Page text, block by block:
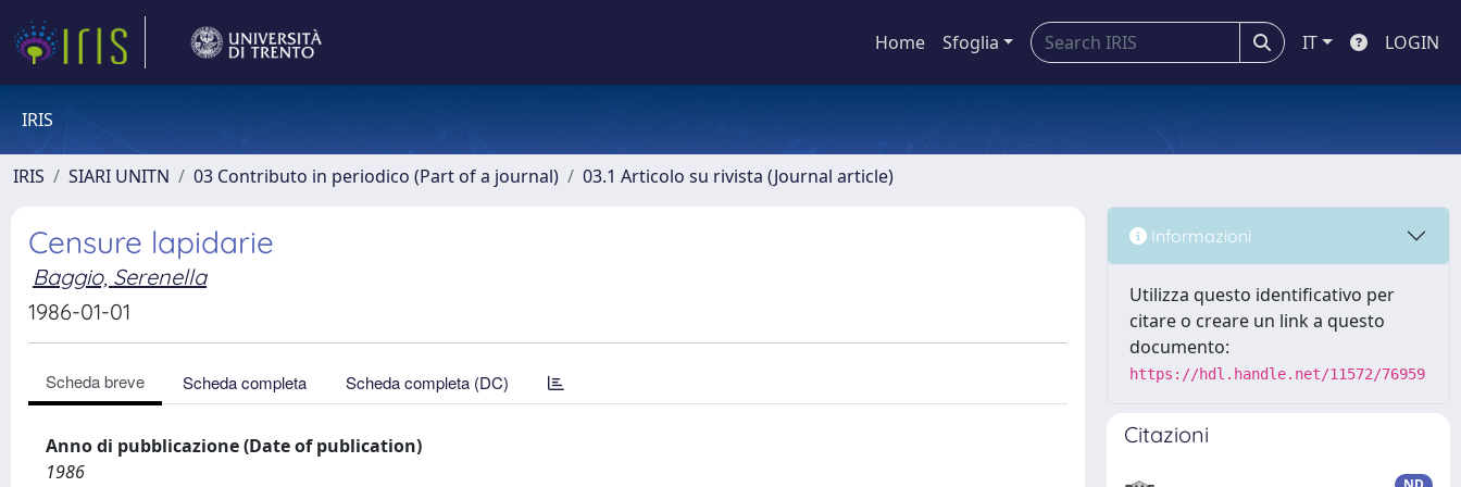
Home Sfoglia IT LOGIN
IRIS
IRIS SIARI UNITN 03 Contributo in periodico (Part of a journal) 03.1 Articolo su rivista (Journal article)
Censure lapidarie
Baggio, Serenella
1986-01-01
Scheda breve Scheda completa Scheda completa (DC)
Anno di pubblicazione (Date of publication)
1986
Informazioni
Utilizza questo identificativo per
citare o creare un link a questo
documento:
https://hdl.handle.net/11572/76959
Citazioni